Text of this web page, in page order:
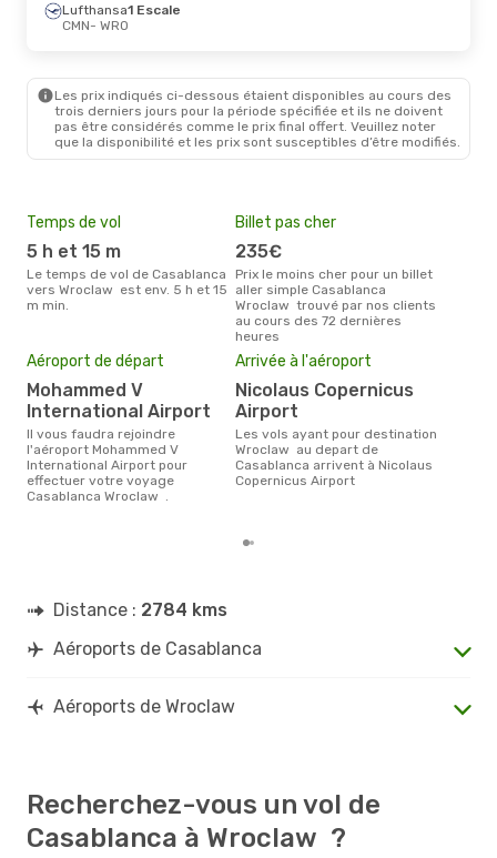
Lufthansa1 Escale
CMN- WRO
Les prix indiqués ci-dessous étaient disponibles au cours des
trois derniers jours pour la période spécifiée et ils ne doivent
pas être considérés comme le prix final offert. Veuillez noter
que la disponibilité et les prix sont susceptibles d’être modifiés.
Temps de vol
5 h et 15 m
Le temps de vol de Casablanca
vers Wroclaw est env. 5 h et 15
m min.
Billet pas cher
235€
Prix le moins cher pour un billet
aller simple Casablanca
Wroclaw trouvé par nos clients
au cours des 72 dernières
heures
Aéroport de départ
Mohammed V
International Airport
Il vous faudra rejoindre
l'aéroport Mohammed V
International Airport pour
effectuer votre voyage
Casablanca Wroclaw .
Arrivée à l'aéroport
Nicolaus Copernicus
Airport
Les vols ayant pour destination
Wroclaw au depart de
Casablanca arrivent à Nicolaus
Copernicus Airport
Distance : 2784 kms
Aéroports de Casablanca
Aéroports de Wroclaw
Recherchez-vous un vol de
Casablanca à Wroclaw ?